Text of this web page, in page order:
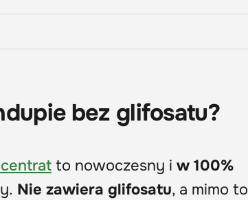
bez glifosatu?
to nowoczesny i w 100%
Nie zawiera glifosatu, a mimo to